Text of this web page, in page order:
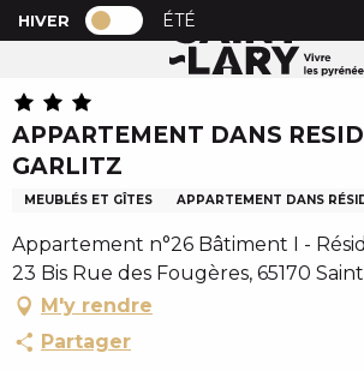
A
l
e
r
a
u
o
n
t
e
PAGE D’ACCUEIL ACTUELLE HIVER
HIVER PAGE D’ACCUEIL
ÉTÉ
Accueil APPARTEMENT DANS
APPARTEMENT DANS
GARLITZ
MEUBLÉS ET GÎTES APPARTEMENT DANS
Appartement n°26 Bâtiment I -
23 Bis Rue des Fougères, 65170
M'y rendre
Partager